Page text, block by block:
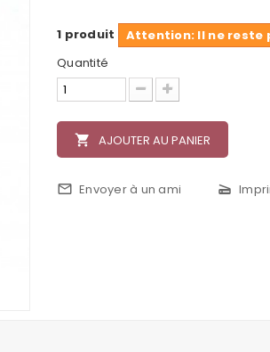
1 produit
Attention: Il ne reste
Quantité
local_grocery_store AJOUTER AU PANIER
mail_outline Envoyer à un ami scanner